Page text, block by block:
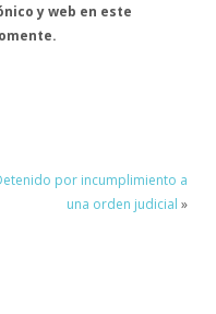
y web en este
por incumplimiento a
una orden judicial »